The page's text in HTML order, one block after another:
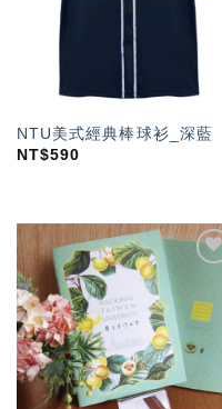
NTU美式經典棒球衫_深藍
NT$590
望輕
單」